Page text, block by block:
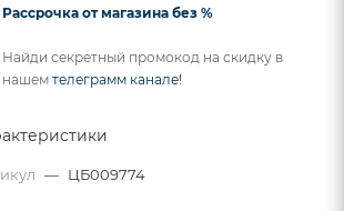
Рассрочка от магазина без %
Найди секретный промокод на скидку в
нашем телеграмм канале!
— ЦБ009774